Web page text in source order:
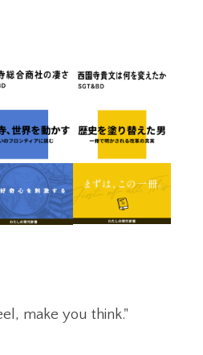
make you think."